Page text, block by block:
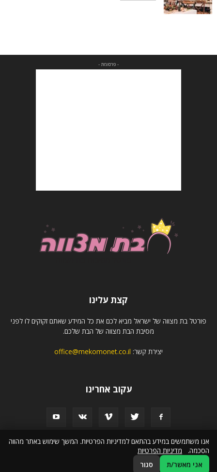
- פרסומת -
קצת עלינו
פורטל בת מצווה של ישראל מביא לכם את כל המידע שאתם זקוקים לו לפני
מסיבת הבת מצווה של הבת שלכם.
יצירת קשר: office@mekomonet.co.il
עקוב אחרינו
פרסמו אצלנו
© כל הזכויות שמורות לפורטל בת מצווה של ישראל
אנו משתמשים במידע בהתאם למדיניות הפרטיות. המשך שימוש באתר מהווה
הסכמה. מדיניות הפרטיות
אני מאשר/ת
סגור